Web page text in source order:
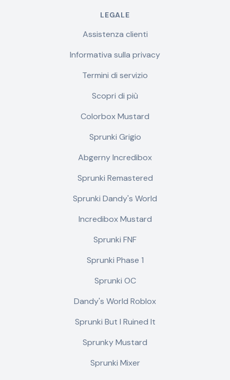
LEGALE
Assistenza clienti
Informativa sulla privacy
Termini di servizio
Scopri di più
Colorbox Mustard
Sprunki Grigio
Abgerny Incredibox
Sprunki Remastered
Sprunki Dandy's World
Incredibox Mustard
Sprunki FNF
Sprunki Phase 1
Sprunki OC
Dandy's World Roblox
Sprunki But I Ruined It
Sprunky Mustard
Sprunki Mixer